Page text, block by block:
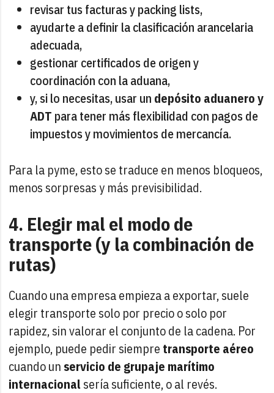
revisar tus facturas y packing lists,
ayudarte a definir la clasificación arancelaria
adecuada,
gestionar certificados de origen y
coordinación con la aduana,
y, si lo necesitas, usar un depósito aduanero y
ADT para tener más flexibilidad con pagos de
impuestos y movimientos de mercancía.
Para la pyme, esto se traduce en menos bloqueos,
menos sorpresas y más previsibilidad.
4. Elegir mal el modo de
transporte (y la combinación de
rutas)
Cuando una empresa empieza a exportar, suele
elegir transporte solo por precio o solo por
rapidez, sin valorar el conjunto de la cadena. Por
ejemplo, puede pedir siempre transporte aéreo
cuando un servicio de grupaje marítimo
internacionalsería suficiente, o al revés.